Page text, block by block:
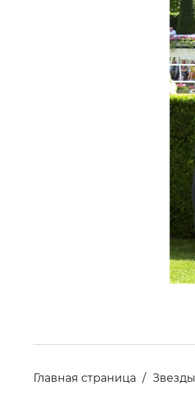
Главная страница Звезды